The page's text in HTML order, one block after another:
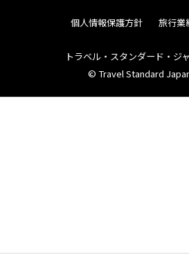
個人情報保護方針 旅行業
トラベル・スタンダード・ジ
© Travel Standard